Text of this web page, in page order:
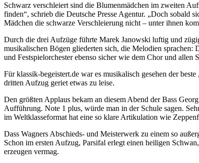
Schwarz verschleiert sind die Blumenmädchen im zweiten
finden“, schrieb die Deutsche Presse Agentur. „Doch sobald
Mädchen die schwarze Verschleierung nicht – unter ihnen
Durch die drei Aufzüge führte Marek Janowski luftig und
musikalischen Bögen gliederten sich, die Melodien sprachen:
und Festspielorchester ebenso sicher wie dem Chor und allen
Für klassik-begeistert.de war es musikalisch gesehen der
dritten Aufzug geriet etwas zu leise.
Den größten Applaus bekam an diesem Abend der Bass
Aufführung. Note 1 plus, würde man in der Schule sagen.
im Weltklasseformat hat eine so klare Artikulation wie
Dass Wagners Abschieds- und Meisterwerk zu einem so
Schon im ersten Aufzug, Parsifal erlegt einen heiligen
erzeugen vermag.